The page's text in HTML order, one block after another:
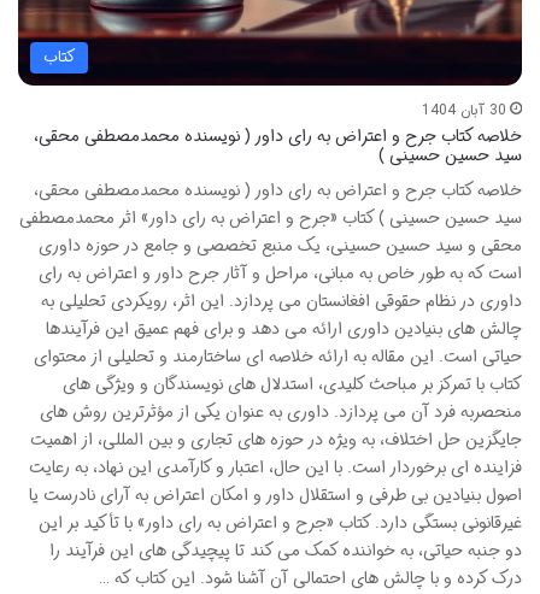
کتاب
30 آبان 1404
خلاصه کتاب جرح و اعتراض به رای داور ( نویسنده محمدمصطفی محقی،
سید حسین حسینی )
خلاصه کتاب جرح و اعتراض به رای داور ( نویسنده محمدمصطفی محقی،
سید حسین حسینی ) کتاب «جرح و اعتراض به رای داور» اثر محمدمصطفی
محقی و سید حسین حسینی، یک منبع تخصصی و جامع در حوزه داوری
است که به طور خاص به مبانی، مراحل و آثار جرح داور و اعتراض به رای
داوری در نظام حقوقی افغانستان می پردازد. این اثر، رویکردی تحلیلی به
چالش های بنیادین داوری ارائه می دهد و برای فهم عمیق این فرآیندها
حیاتی است. این مقاله به ارائه خلاصه ای ساختارمند و تحلیلی از محتوای
کتاب با تمرکز بر مباحث کلیدی، استدلال های نویسندگان و ویژگی های
منحصربه فرد آن می پردازد. داوری به عنوان یکی از مؤثرترین روش های
جایگزین حل اختلاف، به ویژه در حوزه های تجاری و بین المللی، از اهمیت
فزاینده ای برخوردار است. با این حال، اعتبار و کارآمدی این نهاد، به رعایت
اصول بنیادین بی طرفی و استقلال داور و امکان اعتراض به آرای نادرست یا
غیرقانونی بستگی دارد. کتاب «جرح و اعتراض به رای داور» با تأکید بر این
دو جنبه حیاتی، به خواننده کمک می کند تا پیچیدگی های این فرآیند را
درک کرده و با چالش های احتمالی آن آشنا شود. این کتاب که …